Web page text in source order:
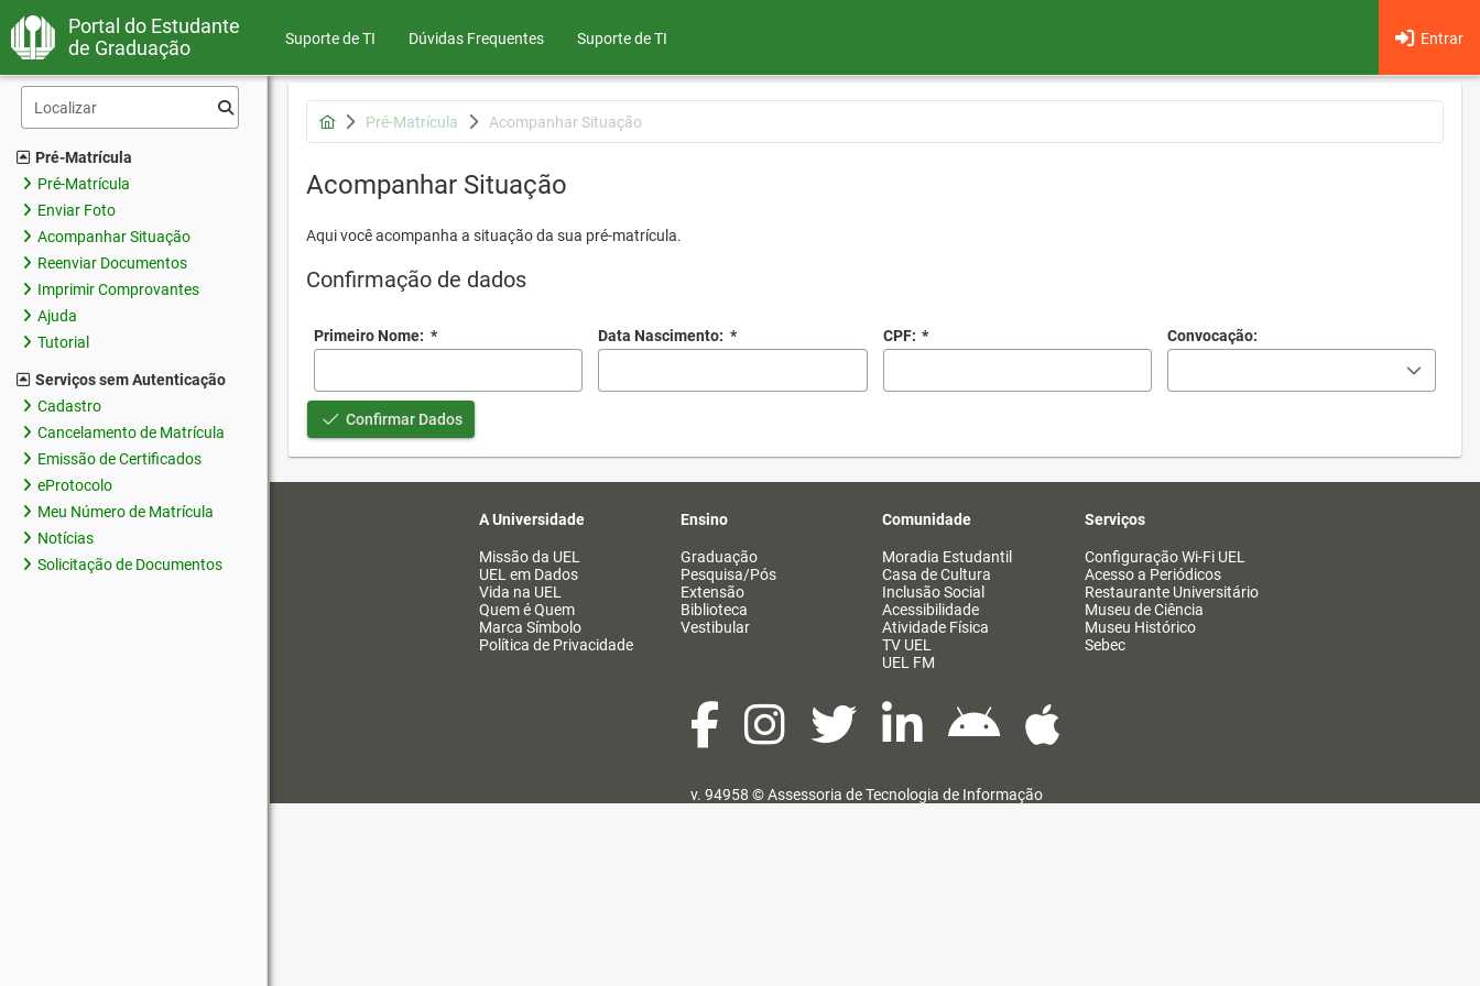
Portal do Estudante
de Graduação
Suporte de TI Dúvidas Frequentes Entrar
Suporte de TI
Pré-Matrícula
Pré-Matrícula
Enviar Foto
Acompanhar Situação
Reenviar Documentos
Imprimir Comprovantes
Ajuda
Tutorial
Serviços sem Autenticação
Cadastro
Cancelamento de Matrícula
Emissão de Certificados
eProtocolo
Meu Número de Matrícula
Notícias
Solicitação de Documentos
Pré-Matrícula Acompanhar Situação
Acompanhar Situação
Aqui você acompanha a situação da sua pré-matrícula.
Confirmação de dados
Primeiro Nome: * Data Nascimento: * CPF: * Convocação:
Confirmar Dados
A Universidade
Missão da UEL
UEL em Dados
Vida na UEL
Quem é Quem
Marca Símbolo
Política de Privacidade
Ensino
Graduação
Pesquisa/Pós
Extensão
Biblioteca
Vestibular
Comunidade
Moradia Estudantil
Casa de Cultura
Inclusão Social
Acessibilidade
Atividade Física
TV UEL
UEL FM
Serviços
Configuração Wi-Fi UEL
Acesso a Periódicos
Restaurante Universitário
Museu de Ciência
Museu Histórico
Sebec
v. 94958 ©Assessoria de Tecnologia de Informação